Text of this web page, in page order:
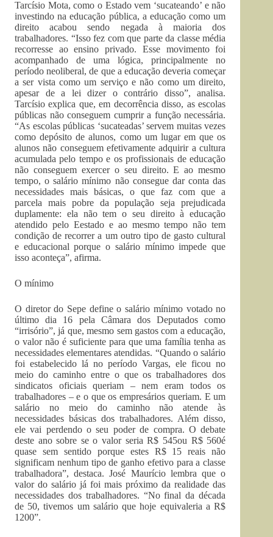
Tarcísio Mota, como o Estado vem ‘sucateando’ e não
investindo na educação pública, a educação como um
direito acabou sendo negada à maioria dos
trabalhadores. “Isso fez com que parte da classe média
recorresse ao ensino privado. Esse movimento foi
acompanhado de uma lógica, principalmente no
período neoliberal, de que a educação deveria começar
a ser vista como um serviço e não como um direito,
apesar de a lei dizer o contrário disso”, analisa.
Tarcísio explica que, em decorrência disso, as escolas
públicas não conseguem cumprir a função necessária.
“As escolas públicas ‘sucateadas’ servem muitas vezes
como depósito de alunos, como um lugar em que os
alunos não conseguem efetivamente adquirir a cultura
acumulada pelo tempo e os profissionais de educação
não conseguem exercer o seu direito. E ao mesmo
tempo, o salário mínimo não consegue dar conta das
necessidades mais básicas, o que faz com que a
parcela mais pobre da população seja prejudicada
duplamente: ela não tem o seu direito à educação
atendido pelo Eestado e ao mesmo tempo não tem
condição de recorrer a um outro tipo de gasto cultural
e educacional porque o salário mínimo impede que
isso aconteça”, afirma.
O mínimo
O diretor do Sepe define o salário mínimo votado no
último dia 16 pela Câmara dos Deputados como
“irrisório”, já que, mesmo sem gastos com a educação,
o valor não é suficiente para que uma família tenha as
necessidades elementares atendidas. “Quando o salário
foi estabelecido lá no período Vargas, ele ficou no
meio do caminho entre o que os trabalhadores dos
sindicatos oficiais queriam – nem eram todos os
trabalhadores – e o que os empresários queriam. E um
salário no meio do caminho não atende às
necessidades básicas dos trabalhadores. Além disso,
ele vai perdendo o seu poder de compra. O debate
deste ano sobre se o valor seria R$ 545ou R$ 560é
quase sem sentido porque estes R$ 15 reais não
significam nenhum tipo de ganho efetivo para a classe
trabalhadora”, destaca. José Maurício lembra que o
valor do salário já foi mais próximo da realidade das
necessidades dos trabalhadores. “No final da década
de 50, tivemos um salário que hoje equivaleria a R$
1200”.